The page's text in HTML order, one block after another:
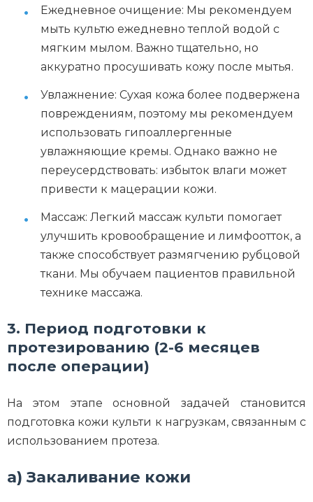
Ежедневное очищение: Мы рекомендуем
мыть культю ежедневно теплой водой с
мягким мылом. Важно тщательно, но
аккуратно просушивать кожу после мытья.
Увлажнение: Сухая кожа более подвержена
повреждениям, поэтому мы рекомендуем
использовать гипоаллергенные
увлажняющие кремы. Однако важно не
переусердствовать: избыток влаги может
привести к мацерации кожи.
Массаж: Легкий массаж культи помогает
улучшить кровообращение и лимфоотток, а
также способствует размягчению рубцовой
ткани. Мы обучаем пациентов правильной
технике массажа.
3. Период подготовки к
протезированию (2-6 месяцев
после операции)
На этом этапе основной задачей становится
подготовка кожи культи к нагрузкам, связанным с
использованием протеза.
а) Закаливание кожи